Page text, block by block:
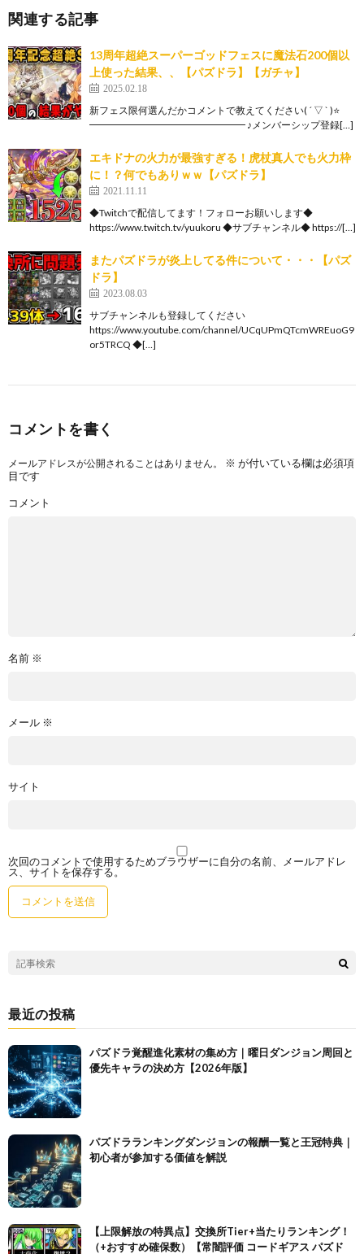
関連する記事
13周年超絶スーパーゴッドフェスに魔法石200個以
上使った結果、、【パズドラ】【ガチャ】
2025.02.18
新フェス限何選んだかコメントで教えてください( ´ ▽ ` )⭐️
━━━━━━━━━━━━━━━━ ♪メンバーシップ登録[…]
エキドナの火力が最強すぎる！虎杖真人でも火力枠
に！？何でもありｗｗ【パズドラ】
2021.11.11
◆Twitchで配信してます！フォローお願いします◆
https://www.twitch.tv/yuukoru ◆サブチャンネル◆ https://[…]
またパズドラが炎上してる件について・・・【パズ
ドラ】
2023.08.03
サブチャンネルも登録してください
https://www.youtube.com/channel/UCqUPmQTcmWREuoG9
or5TRCQ ◆[…]
コメントを書く
メールアドレスが公開されることはありません。 ※ が付いている欄は必須項
目です
コメント
名前 ※
メール ※
サイト
次回のコメントで使用するためブラウザーに自分の名前、メールアドレ
ス、サイトを保存する。
最近の投稿
パズドラ覚醒進化素材の集め方｜曜日ダンジョン周回と
優先キャラの決め方【2026年版】
パズドラランキングダンジョンの報酬一覧と王冠特典｜
初心者が参加する価値を解説
【上限解放の特異点】交換所Tier+当たりランキング！
（+おすすめ確保数）【常闇評価 コードギアス パズド